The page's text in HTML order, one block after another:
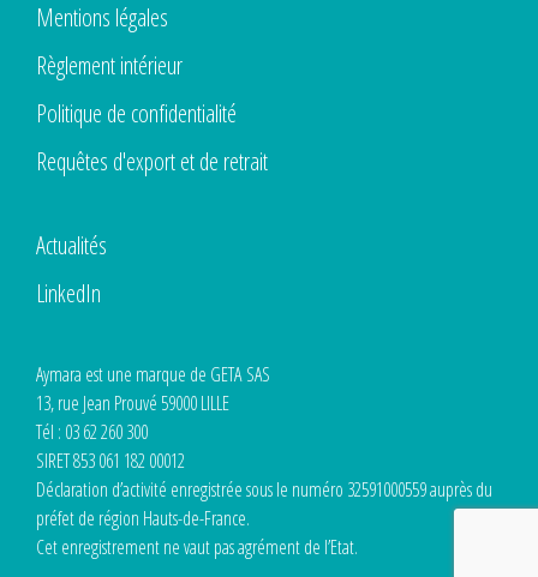
Mentions légales
Règlement intérieur
Politique de confidentialité
Requêtes d'export et de retrait
Actualités
LinkedIn
Aymara est une marque de GETA SAS
13, rue Jean Prouvé 59000 LILLE
Tél : 03 62 260 300
SIRET 853 061 182 00012
Déclaration d’activité enregistrée sous le numéro 32591000559 auprès du
préfet de région Hauts-de-France.
Cet enregistrement ne vaut pas agrément de l’Etat.